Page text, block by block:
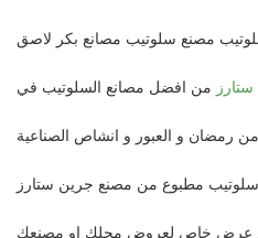
مصنع سلوتيب مصانع بكر لاصق
من افضل مصانع السلوتيب في
رمضان و العبور و انشاص الصناعية
سلوتيب مطبوع من مصنع جرين ستارز
عرض خاص لعروض محلك او مصنعك